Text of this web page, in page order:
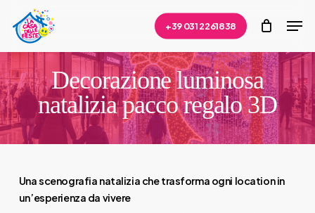
main
content
+39 031 2261838
Decorazione luminosa
natalizia pacco regalo 3D
Una scenografia natalizia che trasforma ogni location in
un’esperienza da vivere
Menu